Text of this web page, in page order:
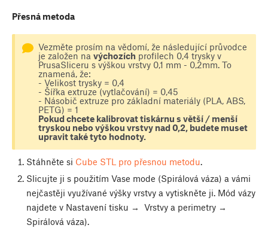
Přesná metoda
Vezměte prosím na vědomí, že následující průvodce
je založen na výchozích profilech 0,4 trysky v
PrusaSliceru s výškou vrstvy 0,1 mm - 0,2mm. To
znamená, že:
- Velikost trysky = 0,4
- Šířka extruze (vytlačování) = 0,45
- Násobič extruze pro základní materiály (PLA, ABS,
PETG) = 1
Pokud chcete kalibrovat tiskárnu s větší / menší
tryskou nebo výškou vrstvy nad 0,2, budete muset
upravit také tyto hodnoty.
Stáhněte si Cube STL pro přesnou metodu.
Slicujte ji s použitím Vase mode (Spirálová váza) a vámi
nejčastěji využívané výšky vrstvy a vytiskněte ji. Mód vázy
najdete v Nastavení tisku → Vrstvy a perimetry →
Spirálová váza).